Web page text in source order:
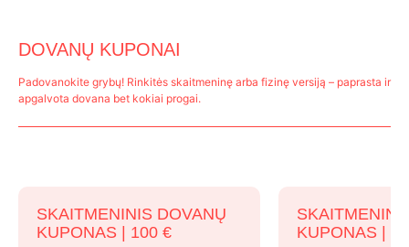
DOVANŲ KUPONAI
Padovanokite grybų! Rinkitės skaitmeninę arba fizinę versiją – paprasta ir
apgalvota dovana bet kokiai progai.
SKAITMENINIS DOVANŲ
KUPONAS | 100 €
KUPONAS |